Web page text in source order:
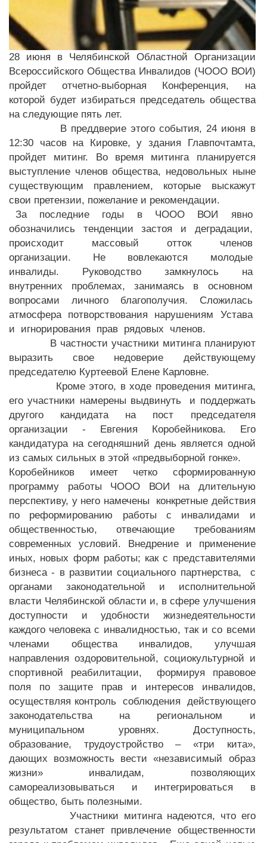
28 июня в Челябинской Областной Организации
Всероссийского Общества Инвалидов (ЧООО ВОИ)
пройдет отчетно-выборная Конференция, на
которой будет избираться председатель общества
на следующие пять лет.
В преддверие этого события, 24 июня в
12:30 часов на Кировке, у здания Главпочтамта,
пройдет митинг. Во время митинга планируется
выступление членов общества, недовольных ныне
существующим правлением, которые выскажут
свои претензии, пожелание и рекомендации.
За последние годы в ЧООО ВОИ явно
обозначились тенденции застоя и деградации,
происходит массовый отток членов
организации. Не вовлекаются молодые
инвалиды. Руководство замкнулось на
внутренних проблемах, занимаясь в основном
вопросами личного благополучия. Сложилась
атмосфера потворствования нарушениям Устава
и игнорирования прав рядовых членов.
В частности участники митинга планируют
выразить свое недоверие действующему
председателю Куртеевой Елене Карловне.
Кроме этого, в ходе проведения митинга,
его участники намерены выдвинуть и поддержать
другого кандидата на пост председателя
организации - Евгения Коробейникова. Его
кандидатура на сегодняшний день является одной
из самых сильных в этой «предвыборной гонке».
Коробейников имеет четко сформированную
программу работы ЧООО ВОИ на длительную
перспективу, у него намечены конкретные действия
по реформированию работы с инвалидами и
общественностью, отвечающие требованиям
современных условий. Внедрение и применение
иных, новых форм работы; как с представителями
бизнеса - в развитии социального партнерства, с
органами законодательной и исполнительной
власти Челябинской области и, в сфере улучшения
доступности и удобности жизнедеятельности
каждого человека с инвалидностью, так и со всеми
членами общества инвалидов, улучшая
направления оздоровительной, социокультурной и
спортивной реабилитации, формируя правовое
поля по защите прав и интересов инвалидов,
осуществляя контроль соблюдения действующего
законодательства на региональном и
муниципальном уровнях. Доступность,
образование, трудоустройство – «три кита»,
дающих возможность вести «независимый образ
жизни» инвалидам, позволяющих
самореализовываться и интегрироваться в
общество, быть полезными.
Участники митинга надеются, что его
результатом станет привлечение общественности